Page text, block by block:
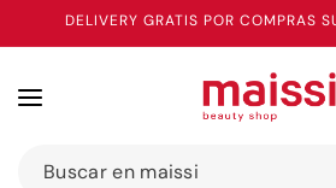
directamente
al contenido
DELIVERY GRATIS POR COMPRAS
Buscar en maissi